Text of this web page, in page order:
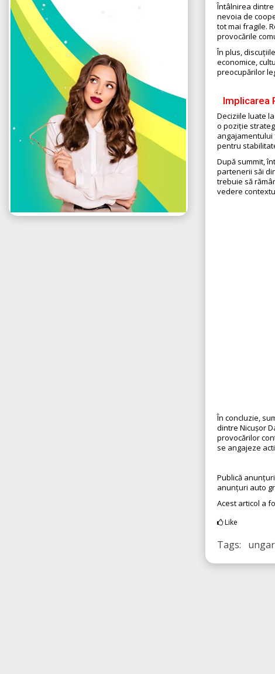
Întâlnirea dintre
nevoia de
tot mai fragile.
provocările
În plus,
economice,
preocupărilor
Implicarea
Deciziile luate
o poziție
angajamentului
pentru
După summit,
partenerii săi
trebuie să
vedere
În concluzie,
dintre Nicușor
provocărilor
se angajeze
Publică
anunțuri auto
Acest articol a
Like
Tags: